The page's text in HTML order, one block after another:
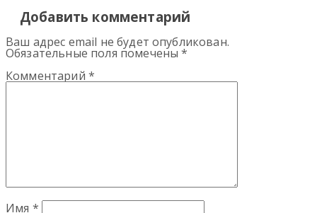
Добавить комментарий
Ваш адрес email не будет опубликован.
Обязательные поля помечены*
Комментарий *
Имя *